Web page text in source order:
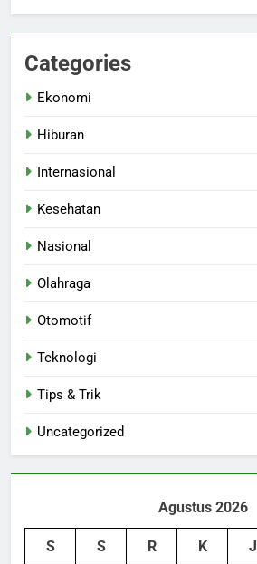
Categories
Ekonomi
Hiburan
Internasional
Kesehatan
Nasional
Olahraga
Otomotif
Teknologi
Tips & Trik
Uncategorized
Agustus 2026
S S R K J